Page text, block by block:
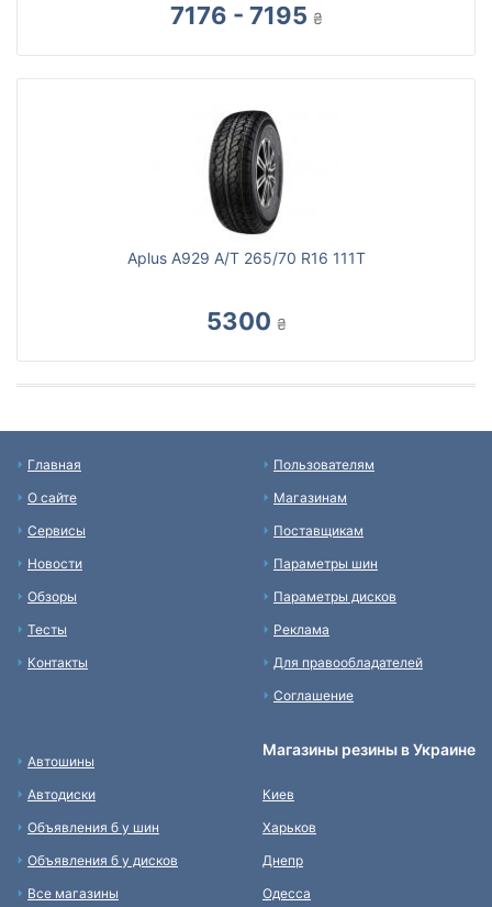
7176 - 7195 ₴
Aplus A929 A/T 265/70 R16 111T
5300 ₴
Главная
О сайте
Сервисы
Новости
Обзоры
Тесты
Контакты
Пользователям
Магазинам
Поставщикам
Параметры шин
Параметры дисков
Реклама
Для правообладателей
Соглашение
Автошины
Автодиски
Объявления б у шин
Объявления б у дисков
Все магазины
Магазины резины в Украине
Киев
Харьков
Днепр
Одесса